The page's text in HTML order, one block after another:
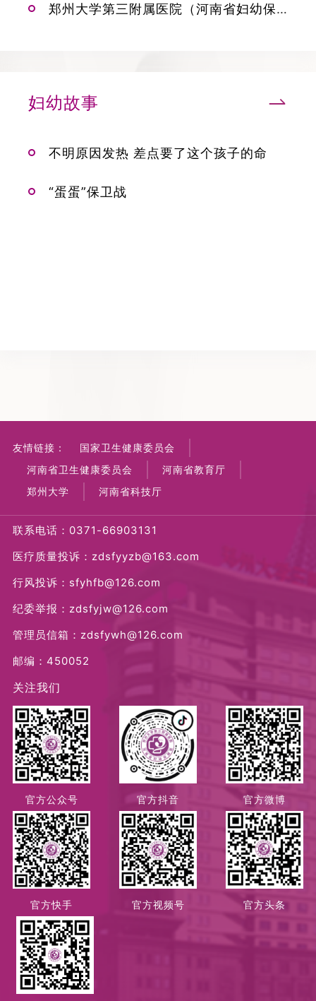
郑州大学第三附属医院（河南省妇幼保健院）召开庆祝中国共产党成立101周年暨“七一”表彰大会、援沪医疗队抗疫故事分享会
妇幼故事
不明原因发热 差点要了这个孩子的命
“蛋蛋”保卫战
友情链接：
国家卫生健康委员会
河南省卫生健康委员会
河南省教育厅
郑州大学
河南省科技厅
联系电话：0371-66903131
医疗质量投诉：zdsfyyzb@163.com
行风投诉：sfyhfb@126.com
纪委举报：zdsfyjw@126.com
管理员信箱：zdsfywh@126.com
邮编：450052
关注我们
官方公众号 官方抖音 官方微博
官方快手 官方视频号 官方头条